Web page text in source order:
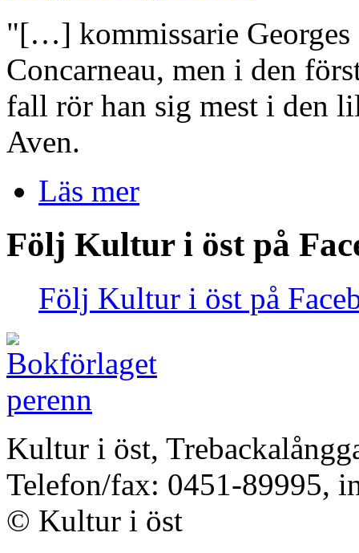
"[…] kommissarie Georges
Concarneau, men i den
fall rör han sig mest i den
Aven.
Läs mer
Följ Kultur i öst på
Följ Kultur i öst på
Kultur i öst,
Telefon/fax: 0451-89995,
© Kultur i öst